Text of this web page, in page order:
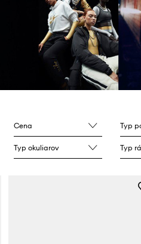
Cena Typ
Typ okuliarov Typ